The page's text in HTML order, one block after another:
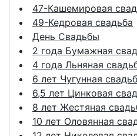
47-Кашемировая
49-Кедровая свадьба
День Свадьбы
2 года Бумажная
4 года Льняная
6 лет Чугунная
6,5 лет Цинковая
8 лет Жестяная
10 лет Оловянная